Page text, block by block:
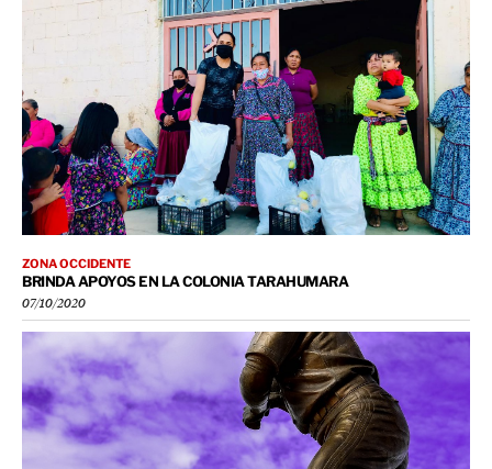
ZONA OCCIDENTE
BRINDA APOYOS EN LA COLONIA TARAHUMARA
07/10/2020